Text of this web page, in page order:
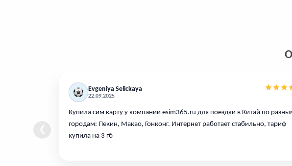
Evgeniya Selickaya
22.09.2025
Купила сим карту у компании esim365.ru для поездки в Китай по
городам: Пекин, Макао, Гонконг. Интернет работает стабильно, тариф
купила на 3 гб